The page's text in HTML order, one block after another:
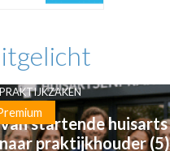
PRAKTIJKZAKEN
Van startende huisarts
naar praktijkhouder